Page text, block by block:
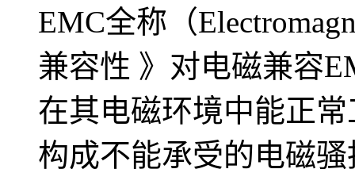
EMC全称（
兼容性 》对电磁兼容
在其电磁环境中能正
构成不能承受的电磁